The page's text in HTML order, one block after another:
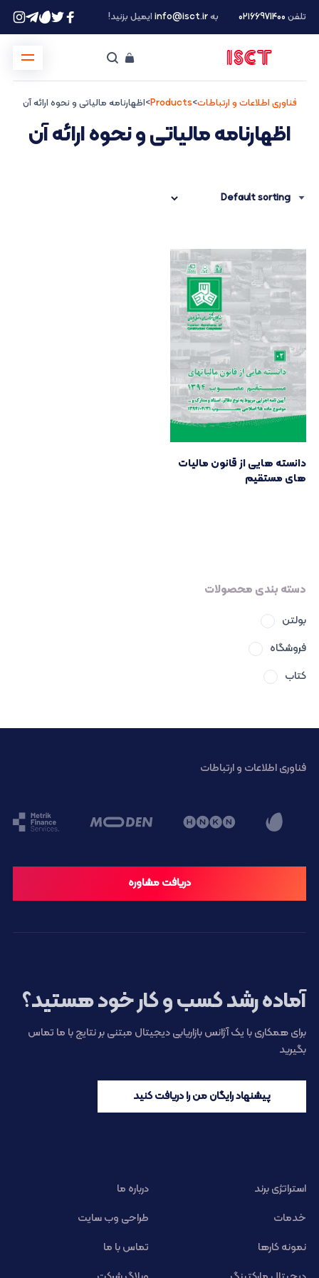
تلفن ۰۲۱66971400 بهinfo@isct.irایمیل بزنید!
فناوری اطلاعات و ارتباطات>
Products
>اظهارنامه مالیاتی و نحوه ارائه آن
اظهارنامه مالیاتی و نحوه ارائه آن
دانسته هایی از قانون مالیات
های مستقیم
دسته بندی محصولات
بولتن
فروشگاه
کتاب
فناوری اطلاعات و ارتباطات
دریافت مشاوره
آماده رشد کسب و کار خود هستید؟
برای همکاری با یک آژانس بازاریابی دیجیتال مبتنی بر نتایج با ما تماس
بگیرید
پیشنهاد رایگان من را دریافت کنید
استراتژی برند
درباره ما
خدمات
طراحی وب سایت
نمونه کارها
تماس با ما